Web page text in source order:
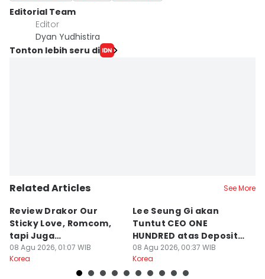
Editorial Team
Editor
Dyan Yudhistira
Tonton lebih seru di
Related Articles See More
Review Drakor Our
Sticky Love, Romcom,
tapi Juga
Menegangkan!
08 Agu 2026, 01:07 WIB
Korea
Lee Seung Gi akan
Tuntut CEO ONE
HUNDRED atas Deposit
Rumah Rp132 M
08 Agu 2026, 00:37 WIB
Korea